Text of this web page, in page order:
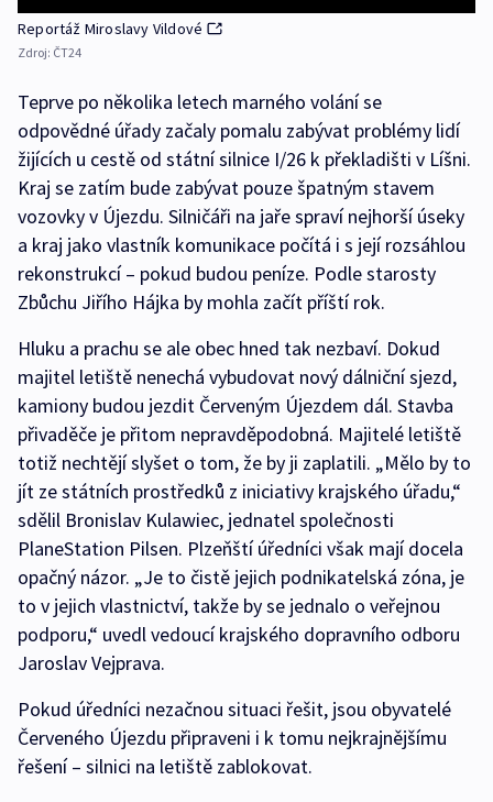
Reportáž Miroslavy Vildové
Zdroj: ČT24
Teprve po několika letech marného volání se
odpovědné úřady začaly pomalu zabývat problémy lidí
žijících u cestě od státní silnice I/26 k překladišti v Líšni.
Kraj se zatím bude zabývat pouze špatným stavem
vozovky v Újezdu. Silničáři na jaře spraví nejhorší úseky
a kraj jako vlastník komunikace počítá i s její rozsáhlou
rekonstrukcí – pokud budou peníze. Podle starosty
Zbůchu Jiřího Hájka by mohla začít příští rok.
Hluku a prachu se ale obec hned tak nezbaví. Dokud
majitel letiště nenechá vybudovat nový dálniční sjezd,
kamiony budou jezdit Červeným Újezdem dál. Stavba
přivaděče je přitom nepravděpodobná. Majitelé letiště
totiž nechtějí slyšet o tom, že by ji zaplatili. „Mělo by to
jít ze státních prostředků z iniciativy krajského úřadu,“
sdělil Bronislav Kulawiec, jednatel společnosti
PlaneStation Pilsen. Plzeňští úředníci však mají docela
opačný názor. „Je to čistě jejich podnikatelská zóna, je
to v jejich vlastnictví, takže by se jednalo o veřejnou
podporu,“ uvedl vedoucí krajského dopravního odboru
Jaroslav Vejprava.
Pokud úředníci nezačnou situaci řešit, jsou obyvatelé
Červeného Újezdu připraveni i k tomu nejkrajnějšímu
řešení – silnici na letiště zablokovat.